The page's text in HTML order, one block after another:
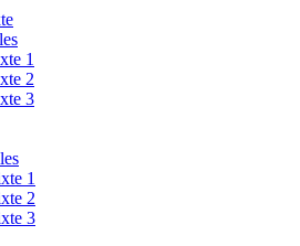
1
2
3
1
2
3